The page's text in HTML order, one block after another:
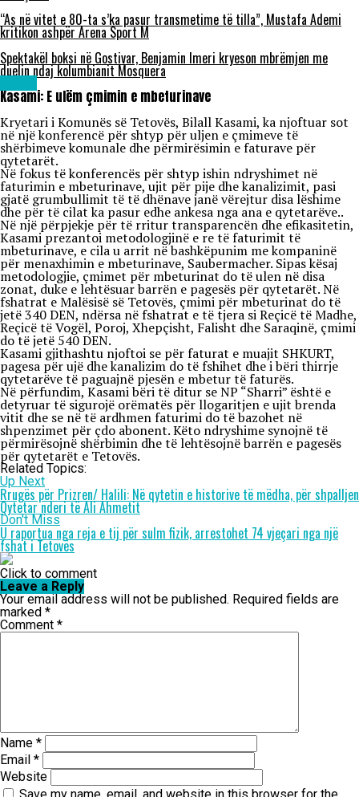
“As në vitet e 80-ta s’ka pasur transmetime të tilla”, Mustafa Ademi
kritikon ashpër Arena Sport M
Spektakël boksi në Gostivar, Benjamin Imeri kryeson mbrëmjen me
duelin ndaj kolumbianit Mosquera
Kasami: E ulëm çmimin e mbeturinave
Kryetari i Komunës së Tetovës, Bilall Kasami, ka njoftuar sot
në një konferencë për shtyp për uljen e çmimeve të
shërbimeve komunale dhe përmirësimin e faturave për
qytetarët.
Në fokus të konferencës për shtyp ishin ndryshimet në
faturimin e mbeturinave, ujit për pije dhe kanalizimit, pasi
gjatë grumbullimit të të dhënave janë vërejtur disa lëshime
dhe për të cilat ka pasur edhe ankesa nga ana e qytetarëve..
Në një përpjekje për të rritur transparencën dhe efikasitetin,
Kasami prezantoi metodologjinë e re të faturimit të
mbeturinave, e cila u arrit në bashkëpunim me kompaninë
për menaxhimin e mbeturinave, Saubermacher. Sipas kësaj
metodologjie, çmimet për mbeturinat do të ulen në disa
zonat, duke e lehtësuar barrën e pagesës për qytetarët. Në
fshatrat e Malësisë së Tetovës, çmimi për mbeturinat do të
jetë 340 DEN, ndërsa në fshatrat e të tjera si Reçicë të Madhe,
Reçicë të Vogël, Poroj, Xhepçisht, Falisht dhe Saraqinë, çmimi
do të jetë 540 DEN.
Kasami gjithashtu njoftoi se për faturat e muajit SHKURT,
pagesa për ujë dhe kanalizim do të fshihet dhe i bëri thirrje
qytetarëve të paguajnë pjesën e mbetur të faturës.
Në përfundim, Kasami bëri të ditur se NP “Sharri” është e
detyruar të sigurojë orëmatës për llogaritjen e ujit brenda
vitit dhe se në të ardhmen faturimi do të bazohet në
shpenzimet për çdo abonent. Këto ndryshime synojnë të
përmirësojnë shërbimin dhe të lehtësojnë barrën e pagesës
për qytetarët e Tetovës.
Related Topics:
Up Next
Rrugës për Prizren/ Halili: Në qytetin e historive të mëdha, për shpalljen
Qytetar nderi të Ali Ahmetit
Don't Miss
U raportua nga reja e tij për sulm fizik, arrestohet 74 vjeçari nga një
fshat i Tetovës
Click to comment
Leave a Reply
Your email address will not be published. Required fields are
marked *
Comment *
Name *
Email *
Website